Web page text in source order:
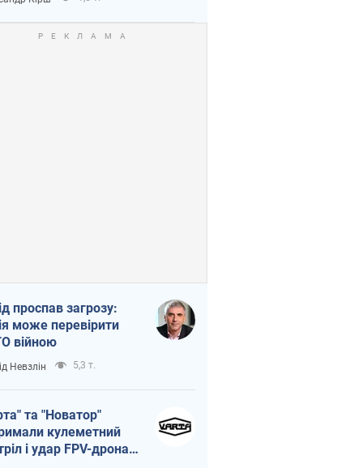
вбивцями
проспав загрозу:
може перевірити
війною
Невзлін 5,3 т.
та "Новатор"
кулеметний
і удар FPV-дрона,